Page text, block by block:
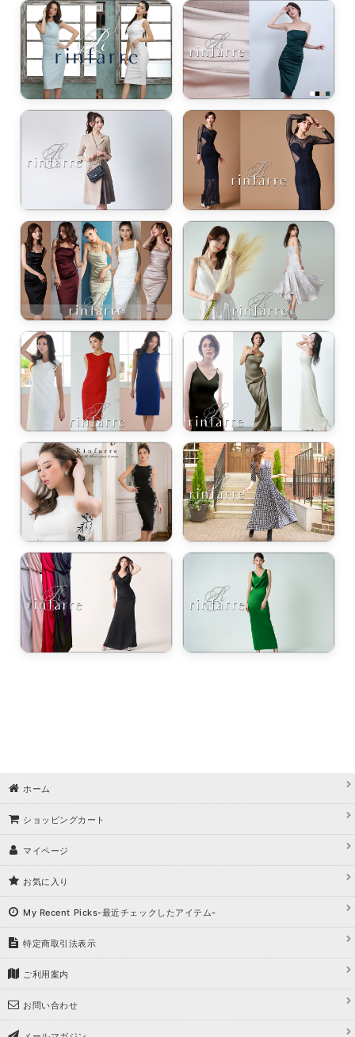
ホーム
ショッピングカート
マイページ
お気に入り
My Recent Picks-最近チェックしたアイテム-
特定商取引法表示
ご利用案内
お問い合わせ